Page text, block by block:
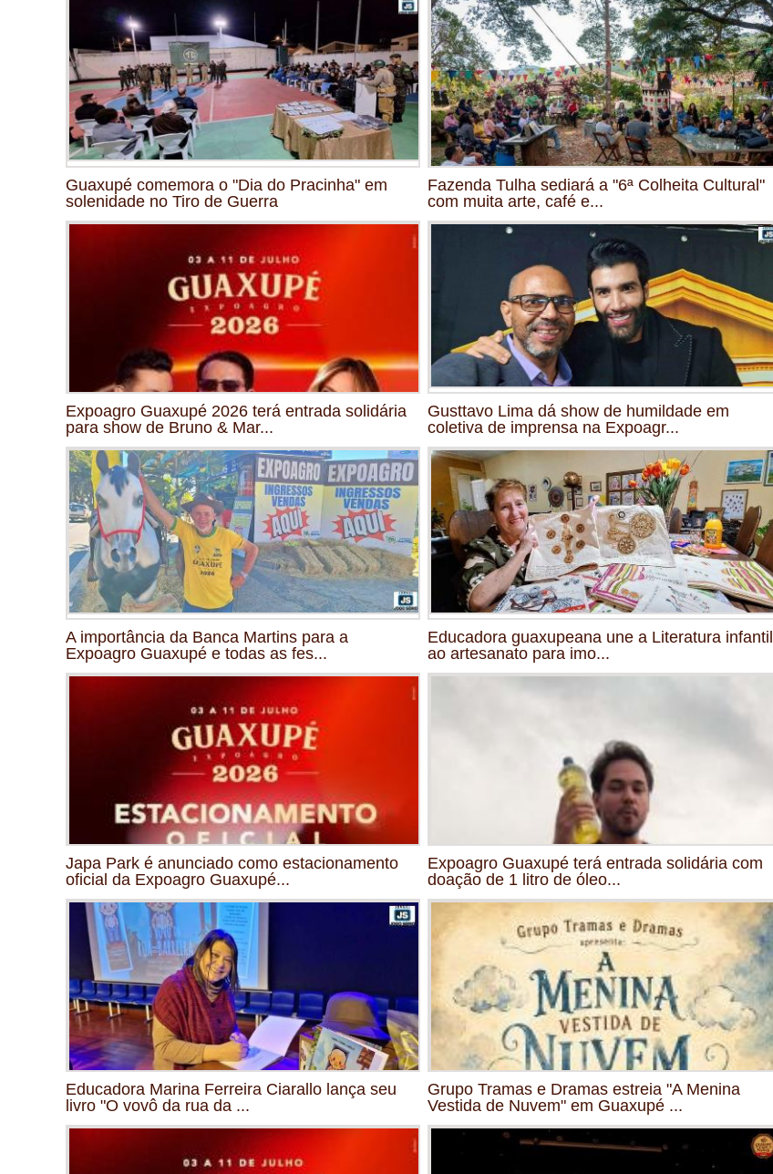
Guaxupé comemora o "Dia do Pracinha" em
solenidade no Tiro de Guerra
Fazenda Tulha sediará a "6ª Colheita Cultural"
com muita arte, café e...
Expoagro Guaxupé 2026 terá entrada solidária
para show de Bruno & Mar...
Gusttavo Lima dá show de humildade em
coletiva de imprensa na Expoagr...
A importância da Banca Martins para a
Expoagro Guaxupé e todas as fes...
Educadora guaxupeana une a Literatura infantil
ao artesanato para imo...
Japa Park é anunciado como estacionamento
oficial da Expoagro Guaxupé...
Expoagro Guaxupé terá entrada solidária com
doação de 1 litro de óleo...
Educadora Marina Ferreira Ciarallo lança seu
livro "O vovô da rua da ...
Grupo Tramas e Dramas estreia "A Menina
Vestida de Nuvem" em Guaxupé ...